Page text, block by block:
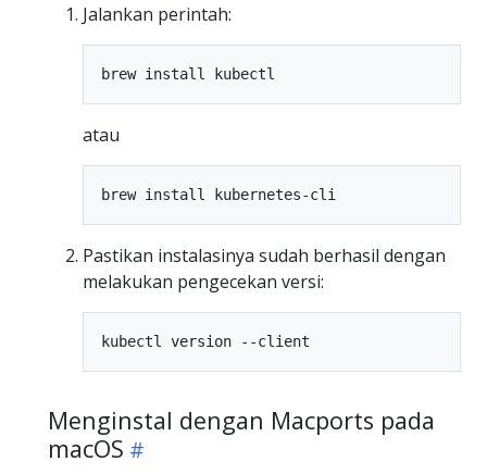
Jalankan perintah:
atau
Pastikan instalasinya sudah berhasil dengan
melakukan pengecekan versi:
Menginstal dengan Macports pada
macOS